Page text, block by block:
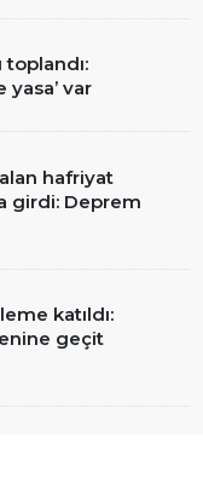
var
hafriyat
girdi: Deprem
katıldı:
geçit